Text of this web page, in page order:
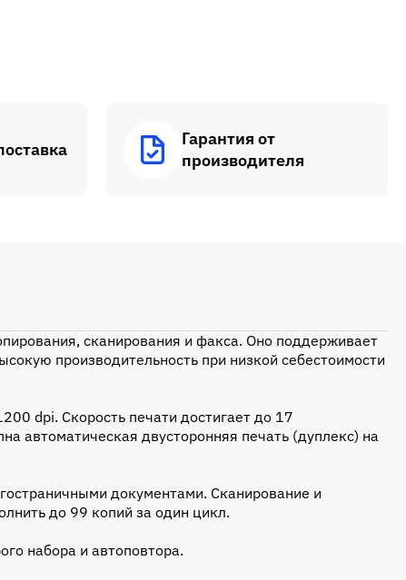
Гарантия от
производителя
сканирования и факса. Оно поддерживает
производительность при низкой себестоимости
dpi. Скорость печати достигает до 17
автоматическая двусторонняя печать (дуплекс) на
документами. Сканирование и
до 99 копий за один цикл.
набора и автоповтора.